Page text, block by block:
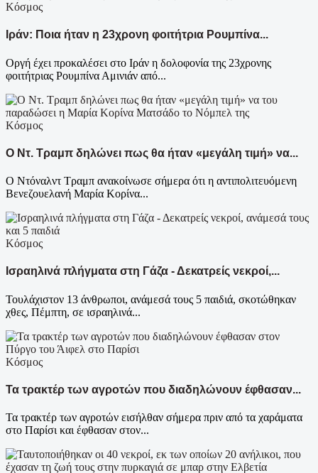
Κόσμος
Ιράν: Ποια ήταν η 23χρονη φοιτήτρια Ρουμπίνα...
Oργή έχει προκαλέσει στο Ιράν η δολοφονία της 23χρονης
φοιτήτριας Ρουμπίνα Αμινιάν από...
Κόσμος
Ο Ντ. Τραμπ δηλώνει πως θα ήταν «μεγάλη τιμή» να...
Ο Ντόναλντ Τραμπ ανακοίνωσε σήμερα ότι η αντιπολιτευόμενη
Βενεζουελανή Μαρία Κορίνα...
Κόσμος
Ισραηλινά πλήγματα στη Γάζα - Δεκατρείς νεκροί,...
Τουλάχιστον 13 άνθρωποι, ανάμεσά τους 5 παιδιά, σκοτώθηκαν
χθες, Πέμπτη, σε ισραηλινά...
Κόσμος
Τα τρακτέρ των αγροτών που διαδηλώνουν έφθασαν...
Τα τρακτέρ των αγροτών εισήλθαν σήμερα πριν από τα χαράματα
στο Παρίσι και έφθασαν στον...